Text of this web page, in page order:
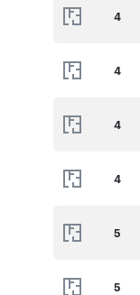
4
4
4
4
5
5